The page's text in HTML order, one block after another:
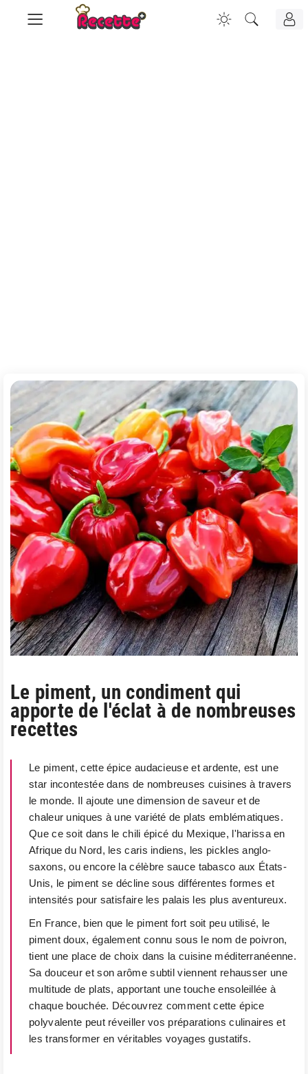
Le piment, un condiment qui
apporte de l'éclat à de nombreuses
recettes
Le piment, cette épice audacieuse et ardente, est une
star incontestée dans de nombreuses cuisines à travers
le monde. Il ajoute une dimension de saveur et de
chaleur uniques à une variété de plats emblématiques.
Que ce soit dans le chili épicé du Mexique, l'harissa en
Afrique du Nord, les caris indiens, les pickles anglo-
saxons, ou encore la célèbre sauce tabasco aux États-
Unis, le piment se décline sous différentes formes et
intensités pour satisfaire les palais les plus aventureux.
En France, bien que le piment fort soit peu utilisé, le
piment doux, également connu sous le nom de poivron,
tient une place de choix dans la cuisine méditerranéenne.
Sa douceur et son arôme subtil viennent rehausser une
multitude de plats, apportant une touche ensoleillée à
chaque bouchée. Découvrez comment cette épice
polyvalente peut réveiller vos préparations culinaires et
les transformer en véritables voyages gustatifs.